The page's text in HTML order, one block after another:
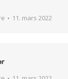
11. mars 2022